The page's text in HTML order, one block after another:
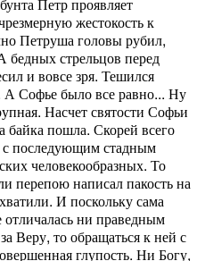
жестокость к
Петруша головы рубил,
бедных стрельцов перед
и вовсе зря. Тешился
А Софье было все равно... Ну
Насчет святости Софьи
байка пошла. Скорей всего
с последующим стадным
человекообразных. То
перепою написал пакость на
И поскольку сама
ни праведным
Веру, то обращаться к ней с
глупость. Ни Богу,